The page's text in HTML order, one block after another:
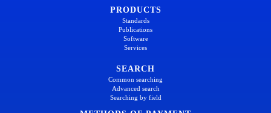
PRODUCTS
Standards
Publications
Software
Services
SEARCH
Common searching
Advanced search
Searching by field